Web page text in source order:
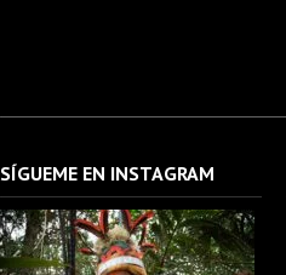
SÍGUEME EN INSTAGRAM